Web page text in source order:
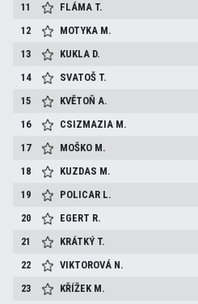
11
FLÁMA T.
12
MOTYKA M.
13
KUKLA D.
14
SVATOŠ T.
15
KVĚTOŇA.
16
CSIZMAZIA M.
17
MOŠKO M.
18
KUZDAS M.
19
POLICAR L.
20
EGERT R.
21
KRÁTKÝ T.
22
VIKTOROVÁ N.
23
KŘÍŽEK M.